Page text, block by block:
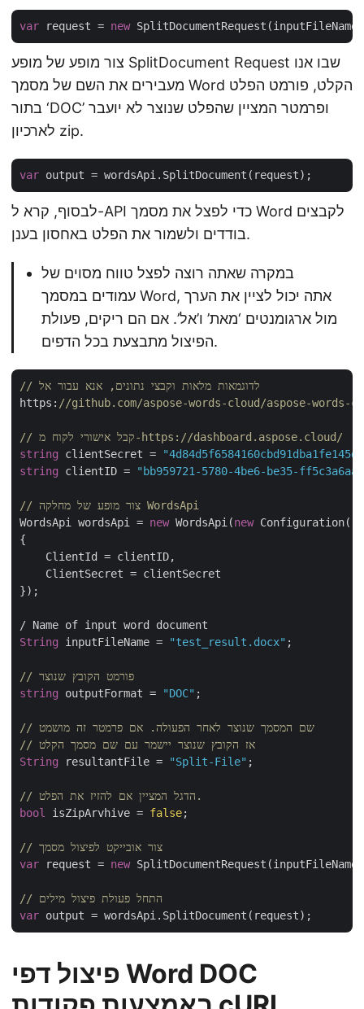
var request = new
צור מופע של מופע SplitDocument Request שבו אנו
מעבירים את השם של מסמך Word הקלט, פורמט הפלט
בתור ‘DOC’ ופרמטר המציין שהפלט שנוצר לא יועבר
לארכיון zip.
var
לבסוף, קרא ל-API כדי לפצל את מסמך Word לקבצים
בודדים ולשמור את הפלט באחסון בענן.
במקרה שאתה רוצה לפצל טווח מסוים של
עמודים במסמך Word, אתה יכול לציין את הערך
מול ארגומנטים ‘מאת’ ו’אל’. אם הם ריקים, פעולת
הפיצול מתבצעת בכל הדפים.
https: //github.com/aspose-words-cloud/aspose-words-
// קבל אישורי לקוח מ-https://dashboard.aspose.cloud/
string clientSecret =
string clientID = "bb959721-5780-4be6-be35-
// צור מופע של מחלקה WordsApi
WordsApi wordsApi = new WordsApi(new Configuration()
{
    ClientId = clientID,
    ClientSecret = clientSecret
});
String inputFileName = "test_result.docx" ;
// פורמט הקובץ שנוצר
string outputFormat = "DOC" ;
// שם המסמך שנוצר לאחר הפעולה. אם פרמטר זה מושמט
// אז הקובץ שנוצר יישמר עם שם מסמך הקלט
String resultantFile = "Split-File" ;
// הדגל המציין אם להזיז את הפלט.
bool
isZipArvhive = false;
// צור אובייקט לפיצול מסמך
var request = new
// התחל פעולת פיצול מילים
var
פיצול דפי Word DOC